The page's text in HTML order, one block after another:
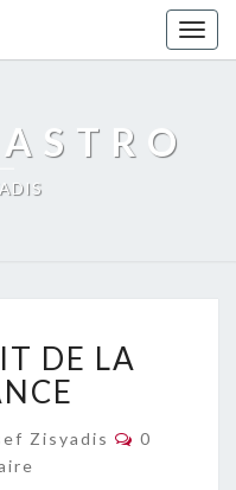
DE LA
Zisyadis
0